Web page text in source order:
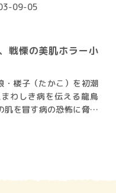
09-05
戦慄の美肌ホラー小
楼子（たかこ）を初潮
わしき病を伝える龍鳥
を冒す病の恐怖に脅え